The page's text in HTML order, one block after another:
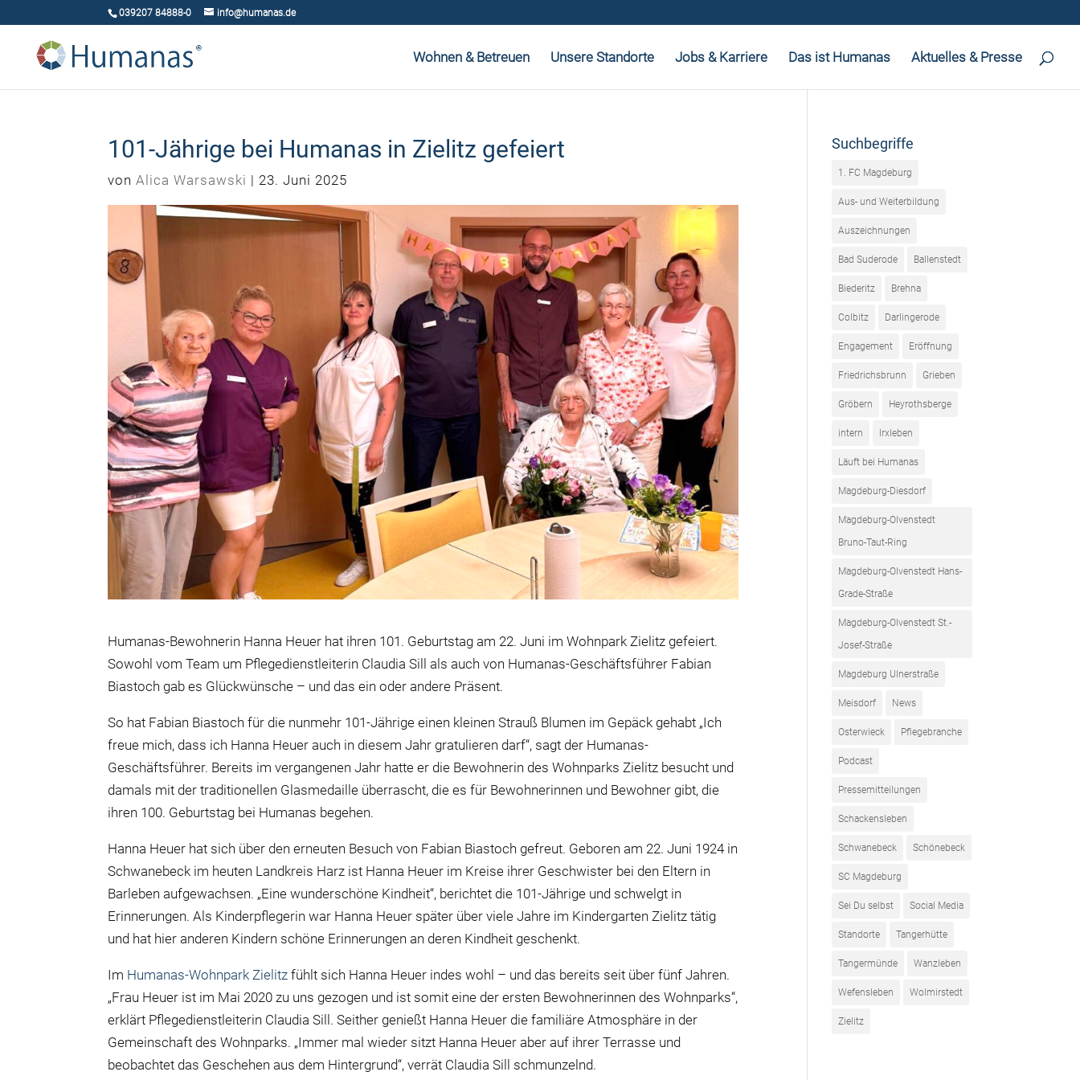
039207 84888-0 info@humanas.de
Wohnen & Betreuen Unsere Standorte Jobs & Karriere Das ist Humanas Aktuelles & Presse
101-Jährige bei Humanas in Zielitz gefeiert
vonAlica Warsawski | 23. Juni 2025
Humanas-Bewohnerin Hanna Heuer hat ihren 101. Geburtstag am 22. Juni im Wohnpark Zielitz gefeiert.
Sowohl vom Team um Pflegedienstleiterin Claudia Sill als auch von Humanas-Geschäftsführer Fabian
Biastoch gab es Glückwünsche – und das ein oder andere Präsent.
So hat Fabian Biastoch für die nunmehr 101-Jährige einen kleinen Strauß Blumen im Gepäck gehabt „Ich
freue mich, dass ich Hanna Heuer auch in diesem Jahr gratulieren darf“, sagt der Humanas-
Geschäftsführer. Bereits im vergangenen Jahr hatte er die Bewohnerin des Wohnparks Zielitz besucht und
damals mit der traditionellen Glasmedaille überrascht, die es für Bewohnerinnen und Bewohner gibt, die
ihren 100. Geburtstag bei Humanas begehen.
Hanna Heuer hat sich über den erneuten Besuch von Fabian Biastoch gefreut. Geboren am 22. Juni 1924 in
Schwanebeck im heuten Landkreis Harz ist Hanna Heuer im Kreise ihrer Geschwister bei den Eltern in
Barleben aufgewachsen. „Eine wunderschöne Kindheit“, berichtet die 101-Jährige und schwelgt in
Erinnerungen. Als Kinderpflegerin war Hanna Heuer später über viele Jahre im Kindergarten Zielitz tätig
und hat hier anderen Kindern schöne Erinnerungen an deren Kindheit geschenkt.
Im Humanas-Wohnpark Zielitz fühlt sich Hanna Heuer indes wohl – und das bereits seit über fünf Jahren.
„Frau Heuer ist im Mai 2020 zu uns gezogen und ist somit eine der ersten Bewohnerinnen des Wohnparks“,
erklärt Pflegedienstleiterin Claudia Sill. Seither genießt Hanna Heuer die familiäre Atmosphäre in der
Gemeinschaft des Wohnparks. „Immer mal wieder sitzt Hanna Heuer aber auf ihrer Terrasse und
beobachtet das Geschehen aus dem Hintergrund“, verrät Claudia Sill schmunzelnd.
Suchbegriffe
1. FC Magdeburg
Aus- und Weiterbildung
Auszeichnungen
Bad Suderode Ballenstedt
Biederitz Brehna
Colbitz Darlingerode
Engagement Eröffnung
Friedrichsbrunn Grieben
Gröbern Heyrothsberge
intern Irxleben
Läuft bei Humanas
Magdeburg-Diesdorf
Magdeburg-Olvenstedt
Bruno-Taut-Ring
Magdeburg-Olvenstedt Hans-
Grade-Straße
Magdeburg-Olvenstedt St.-
Josef-Straße
Magdeburg Ulnerstraße
Meisdorf News
Osterwieck Pflegebranche
Podcast
Pressemitteilungen
Schackensleben
Schwanebeck Schönebeck
SC Magdeburg
Sei Du selbst Social Media
Standorte Tangerhütte
Tangermünde Wanzleben
Wefensleben Wolmirstedt
Zielitz